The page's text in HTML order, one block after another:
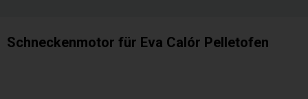
Schneckenmotor für Eva Calór Pelletofen